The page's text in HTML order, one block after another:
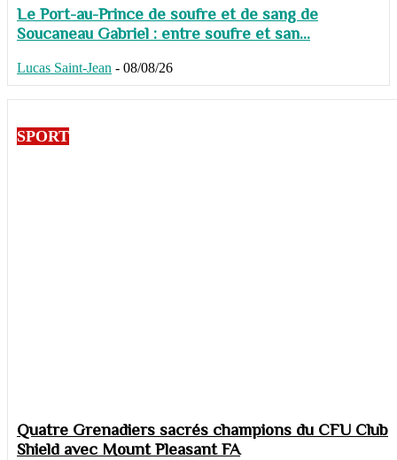
Le Port-au-Prince de soufre et de sang de
Soucaneau Gabriel : entre soufre et san...
Lucas Saint-Jean - 08/08/26
SPORT
Quatre Grenadiers sacrés champions du CFU Club
Shield avec Mount Pleasant FA